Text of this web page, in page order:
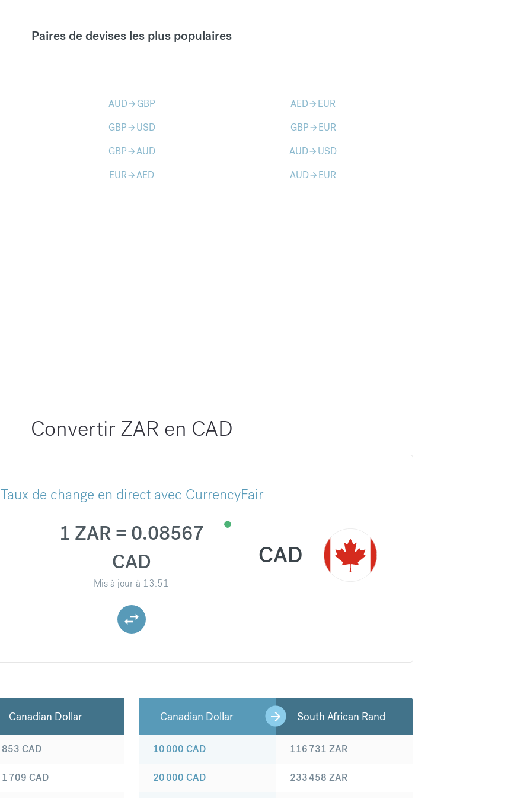
Paires de devises les plus populaires
AUDarrow_forward GBP AEDarrow_forward EUR
GBParrow_forward USD GBParrow_forward EUR
GBParrow_forwardAUD AUDarrow_forward USD
EURarrow_forwardAED AUDarrow_forward EUR
Convertir ZAR en CAD
Taux de change en direct avec CurrencyFair
1 ZAR = 0.08567
CAD
Mis à jour à 13:51
CAD
Canadian Dollar
853 CAD
1 709 CAD
Canadian Dollar South African Rand
10 000 CAD
20 000 CAD
116 731 ZAR
233 458 ZAR